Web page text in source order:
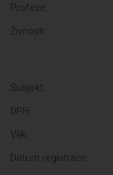
Profese:
Živnosti:
Subjekt:
DPH:
Věk:
Datum registrace: